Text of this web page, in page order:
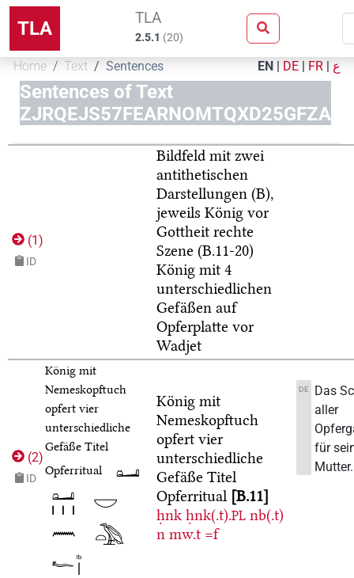
TLA TLA
2.5.1 (20)
Home Text Sentences EN | DE | FR | ع
Sentences of Text
ZJRQEJS57FEARNOMTQXD25GFZA
(1)
ID
Bildfeld mit zwei
antithetischen
Darstellungen (B),
jeweils König vor
Gottheit rechte
Szene (B.11-20)
König mit 4
unterschiedlichen
Gefäßen auf
Opferplatte vor
Wadjet
(2)
ID
König mit
Nemeskopftuch
opfert vier
unterschiedliche
Gefäße Titel
Opferritual
König mit
Nemeskopftuch
opfert vier
unterschiedliche
Gefäße Titel
Opferritual B.11
ḥnk ḥnk(.t).PL nb(.t)
n mw.t =f
DE
Das
aller
für
Mutter.